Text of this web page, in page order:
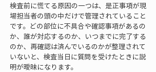
検査前に慌てる原因の一つは、是正事項が現
場担当者の頭の中だけで管理されていること
です。どの部位に不具合や確認事項があるの
か、誰が対応するのか、いつまでに完了する
のか、再確認は済んでいるのかが整理されて
いないと、検査当日に質問を受けたときに説
明が曖昧になります。